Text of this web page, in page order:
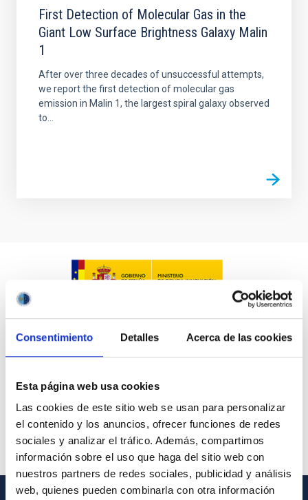
Consentimiento Detalles Acerca de las cookies
Esta página web usa cookies
Las cookies de este sitio web se usan para personalizar
el contenido y los anuncios, ofrecer funciones de redes
sociales y analizar el tráfico. Además, compartimos
información sobre el uso que haga del sitio web con
nuestros partners de redes sociales, publicidad y análisis
web, quienes pueden combinarla con otra información
First Detection of Molecular Gas in the
Giant Low Surface Brightness Galaxy Malin
1
After over three decades of unsuccessful attempts,
we report the first detection of molecular gas
emission in Malin 1, the largest spiral galaxy observed
to...